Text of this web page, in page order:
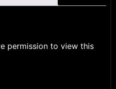
permission to view this